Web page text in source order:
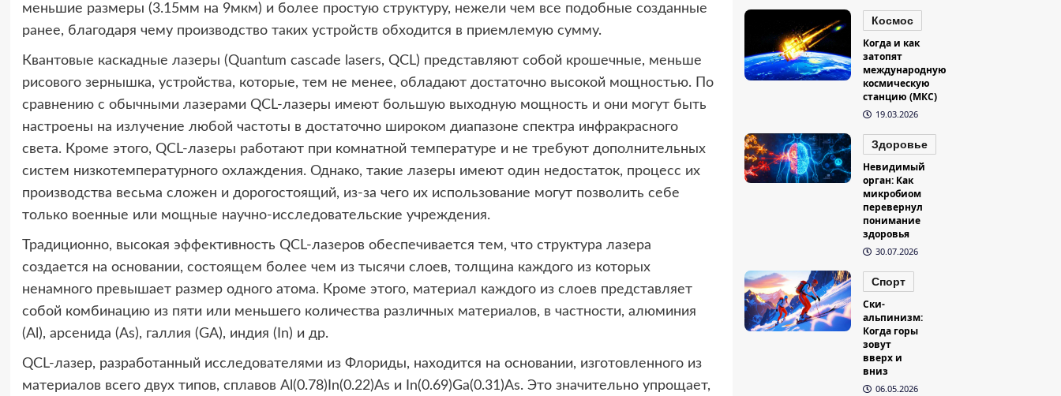
меньшие размеры (3.15мм на 9мкм) и более простую структуру, нежели чем все подобные созданные
ранее, благодаря чему производство таких устройств обходится в приемлемую сумму.
Квантовые каскадные лазеры (Quantum cascade lasers, QCL) представляют собой крошечные, меньше
рисового зернышка, устройства, которые, тем не менее, обладают достаточно высокой мощностью. По
сравнению с обычными лазерами QCL-лазеры имеют большую выходную мощность и они могут быть
настроены на излучение любой частоты в достаточно широком диапазоне спектра инфракрасного
света. Кроме этого, QCL-лазеры работают при комнатной температуре и не требуют дополнительных
систем низкотемпературного охлаждения. Однако, такие лазеры имеют один недостаток, процесс их
производства весьма сложен и дорогостоящий, из-за чего их использование могут позволить себе
только военные или мощные научно-исследовательские учреждения.
Традиционно, высокая эффективность QCL-лазеров обеспечивается тем, что структура лазера
создается на основании, состоящем более чем из тысячи слоев, толщина каждого из которых
ненамного превышает размер одного атома. Кроме этого, материал каждого из слоев представляет
собой комбинацию из пяти или меньшего количества различных материалов, в частности, алюминия
(Al), арсенида (As), галлия (GA), индия (In) и др.
QCL-лазер, разработанный исследователями из Флориды, находится на основании, изготовленного из
материалов всего двух типов, сплавов Al(0.78)In(0.22)As и In(0.69)Ga(0.31)As. Это значительно упрощает,
Космос
Когда и как
затопят
международную
космическую
станцию (МКС)
19.03.2026
Здоровье
Невидимый
орган: Как
микробиом
перевернул
понимание
здоровья
30.07.2026
Спорт
Ски-
альпинизм:
Когда горы
зовут
вверх и
вниз
06.05.2026